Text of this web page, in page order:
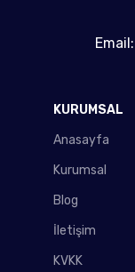
KURUMSAL
Anasayfa
Kurumsal
Blog
İletişim
KVKK